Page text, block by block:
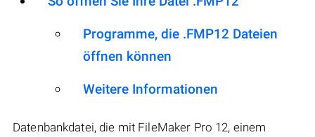
Programme, die .FMP12 Dateien
öffnen können
Weitere Informationen
Datenbankdatei, die mit FileMaker Pro 12, einem